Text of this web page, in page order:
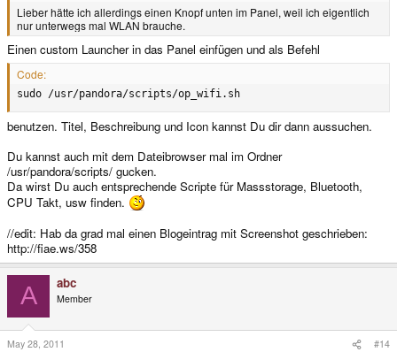
Lieber hätte ich allerdings einen Knopf unten im Panel, weil ich eigentlich
nur unterwegs mal WLAN brauche.
Einen custom Launcher in das Panel einfügen und als Befehl
Code:
sudo /usr/pandora/scripts/op_wifi.sh
benutzen. Titel, Beschreibung und Icon kannst Du dir dann aussuchen.
Du kannst auch mit dem Dateibrowser mal im Ordner
/usr/pandora/scripts/ gucken.
Da wirst Du auch entsprechende Scripte für Massstorage, Bluetooth,
CPU Takt, usw finden.
//edit: Hab da grad mal einen Blogeintrag mit Screenshot geschrieben:
http://fiae.ws/358
A abc
Member
May 28, 2011 #14